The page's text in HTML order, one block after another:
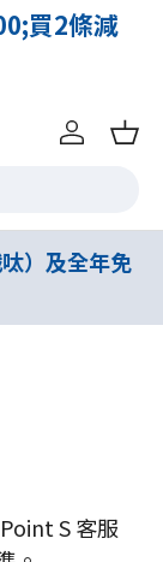
買2條減
登入 購
）及全年免
S 客服